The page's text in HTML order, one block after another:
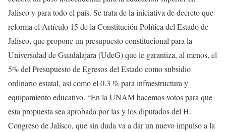
Jalisco y para todo el país. Se trata de la iniciativa de decreto que
reforma el Artículo 15 de la Constitución Política del Estado de
Jalisco, que propone un presupuesto constitucional para la
Universidad de Guadalajara (UdeG) que le garantiza, al menos, el
5% del Presupuesto de Egresos del Estado como subsidio
ordinario estatal, así como el 0.3 % para infraestructura y
equipamiento educativo. “En la UNAM hacemos votos para que
esta propuesta sea aprobada por las y los diputados del H.
Congreso de Jalisco, que sin duda va a dar un nuevo impulso a la